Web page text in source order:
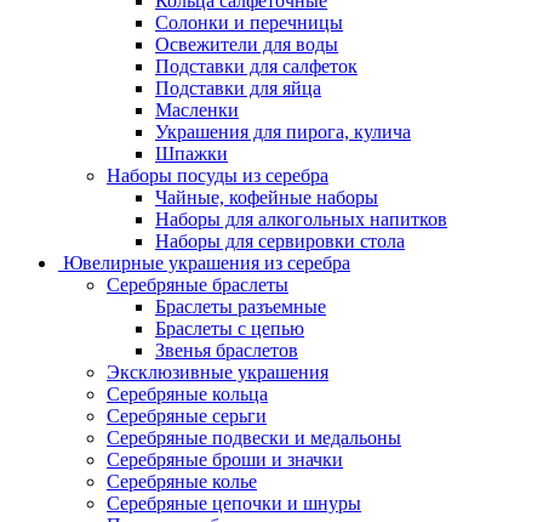
Солонки и перечницы
Освежители для воды
Подставки для салфеток
Подставки для яйца
Масленки
Украшения для пирога, кулича
Шпажки
Наборы посуды из серебра
Чайные, кофейные наборы
Наборы для алкогольных напитков
Наборы для сервировки стола
Ювелирные украшения из серебра
Серебряные браслеты
Браслеты разъемные
Браслеты с цепью
Звенья браслетов
Эксклюзивные украшения
Серебряные кольца
Серебряные серьги
Серебряные подвески и медальоны
Серебряные броши и значки
Серебряные колье
Серебряные цепочки и шнуры